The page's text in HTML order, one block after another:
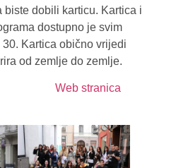
biste dobili karticu. Kartica i
dostupno je svim
Kartica obično vrijedi
od zemlje do zemlje.
Web stranica